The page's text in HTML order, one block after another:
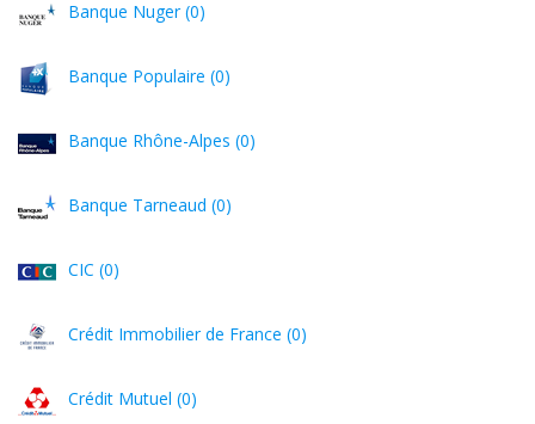
Banque Nuger (0)
Banque Populaire (0)
Banque Rhône-Alpes (0)
Banque Tarneaud (0)
CIC (0)
Crédit Immobilier de France (0)
Crédit Mutuel (0)